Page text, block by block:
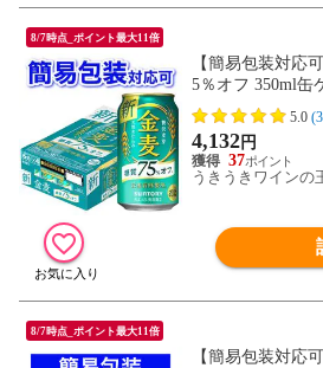
8/7時点_ポイント最大11倍
【簡易包装対応
5％オフ 350ml缶
不可】【代引不可
5.0
4,132円
37
うきうきワインの
8/7時点_ポイント最大11倍
【簡易包装対応